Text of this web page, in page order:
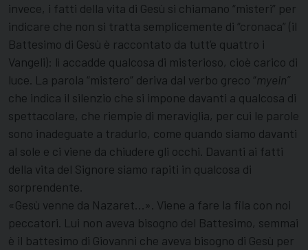
invece, i fatti della vita di Gesù si chiamano “misteri” per
indicare che non si tratta semplicemente di “cronaca” (il
Battesimo di Gesù è raccontato da tutt’e quattro i
Vangeli): lì accadde qualcosa di misterioso, cioè carico di
luce. La parola “mistero” deriva dal verbo greco “myein”
che indica il silenzio che si impone davanti a qualcosa di
spettacolare, che riempie di meraviglia, per cui le parole
sono inadeguate a tradurlo, come quando siamo davanti
al sole e ci viene da chiudere gli occhi. Davanti ai fatti
della vita del Signore siamo rapiti in qualcosa di
sorprendente.
«Gesù venne da Nazaret…». Viene a fare la fila con noi
peccatori. Lui non aveva bisogno del Battesimo, semmai
è il battesimo di Giovanni che aveva bisogno di Gesù per